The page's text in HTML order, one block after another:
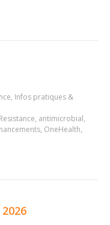
, Infos pratiques &
, antimicrobial,
, OneHealth,